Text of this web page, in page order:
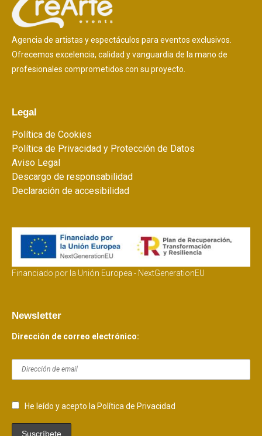
Agencia de artistas y espectáculos para eventos exclusivos.
Ofrecemos excelencia, calidad y vanguardia de la mano de
profesionales comprometidos con su proyecto.
Legal
Política de Cookies
Política de Privacidad y Protección de Datos
Aviso Legal
Descargo de responsabilidad
Declaración de accesibilidad
Financiado por la Unión Europea - NextGenerationEU
Newsletter
Dirección de correo electrónico:
He leído y acepto la Política de Privacidad